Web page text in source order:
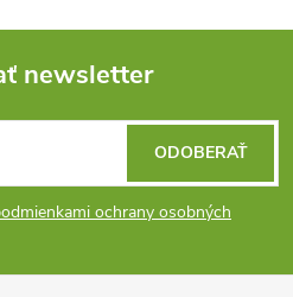
newsletter
ochrany osobných
ODOBERAŤ